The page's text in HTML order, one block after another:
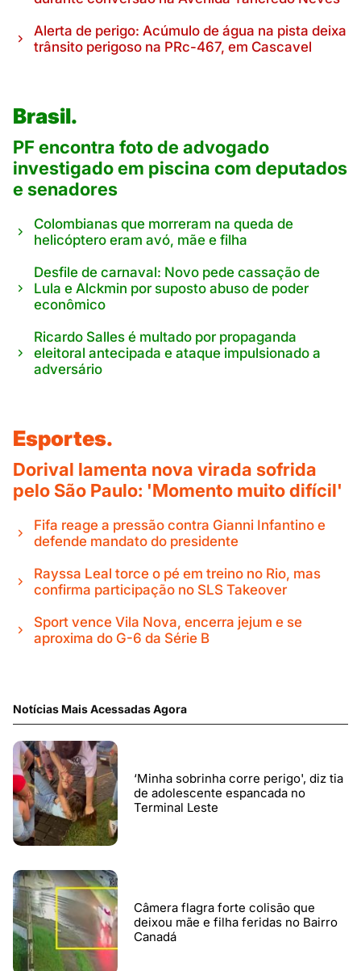
Alerta de perigo: Acúmulo de água na pista deixa
trânsito perigoso na PRc-467, em Cascavel
Brasil.
PF encontra foto de advogado
investigado em piscina com deputados
e senadores
Colombianas que morreram na queda de
helicóptero eram avó, mãe e filha
Desfile de carnaval: Novo pede cassação de
Lula e Alckmin por suposto abuso de poder
econômico
Ricardo Salles é multado por propaganda
eleitoral antecipada e ataque impulsionado a
adversário
Esportes.
Dorival lamenta nova virada sofrida
pelo São Paulo: 'Momento muito difícil'
Fifa reage a pressão contra Gianni Infantino e
defende mandato do presidente
Rayssa Leal torce o pé em treino no Rio, mas
confirma participação no SLS Takeover
Sport vence Vila Nova, encerra jejum e se
aproxima do G-6 da Série B
Notícias Mais Acessadas Agora
‘Minha sobrinha corre perigo', diz tia
de adolescente espancada no
Terminal Leste
Câmera flagra forte colisão que
deixou mãe e filha feridas no Bairro
Canadá